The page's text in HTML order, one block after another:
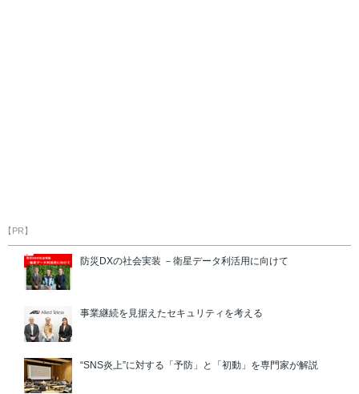
【PR】
防災DXの社会実装 －衛星データ利活用に向けて
事業継続を見据えたセキュリティを考える
“SNS炎上”に対する「予防」と「初動」を専門家が解説